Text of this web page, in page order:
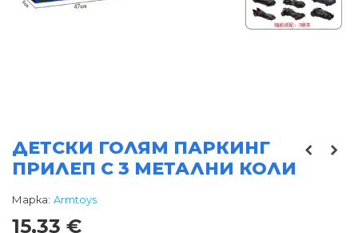
ДЕТСКИ ГОЛЯМ ПАРКИНГ
ПРИЛЕП С 3 МЕТАЛНИ КОЛИ
Марка: Armtoys
15,33 €